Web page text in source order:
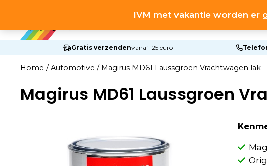
IVM met vakantie worden er
de
Gratis verzendenvanaf 125 euro
Home /Automotive / Magirus MD61 Laussgroen Vrachtwagen lak
Magirus MD61 Laussgroen